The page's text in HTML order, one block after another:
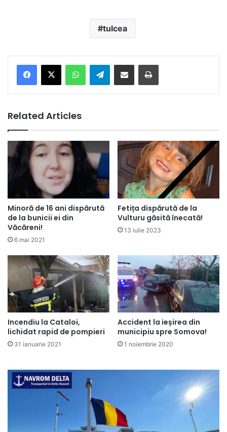
tulcea
Telegram
Related Articles
Minoră de 16 ani dispărută
de la bunicii ei din
Văcăreni!
6 mai 2021
Fetița dispărută de la
Vulturu găsită înecată!
13 iulie 2023
Incendiu la Cataloi,
lichidat rapid de pompieri
31 ianuarie 2021
Accident la ieșirea din
municipiu spre Somova!
1 noiembrie 2020